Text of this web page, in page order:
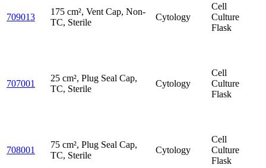
709013
175 cm², Vent Cap, Non-
TC, Sterile
Cytology
Cell
Culture
Flask
707001
25 cm², Plug Seal Cap,
TC, Sterile
Cytology
Cell
Culture
Flask
708001
75 cm², Plug Seal Cap,
TC, Sterile
Cytology
Cell
Culture
Flask